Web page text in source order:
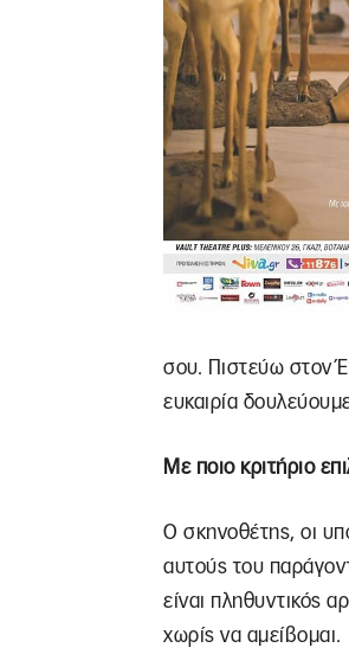
σου. Πιστεύω στον
ευκαιρία
Με ποιο κριτήριο
Ο σκηνοθέτης, οι
αυτούς του
είναι πληθυντικός
χωρίς να αμείβομαι.